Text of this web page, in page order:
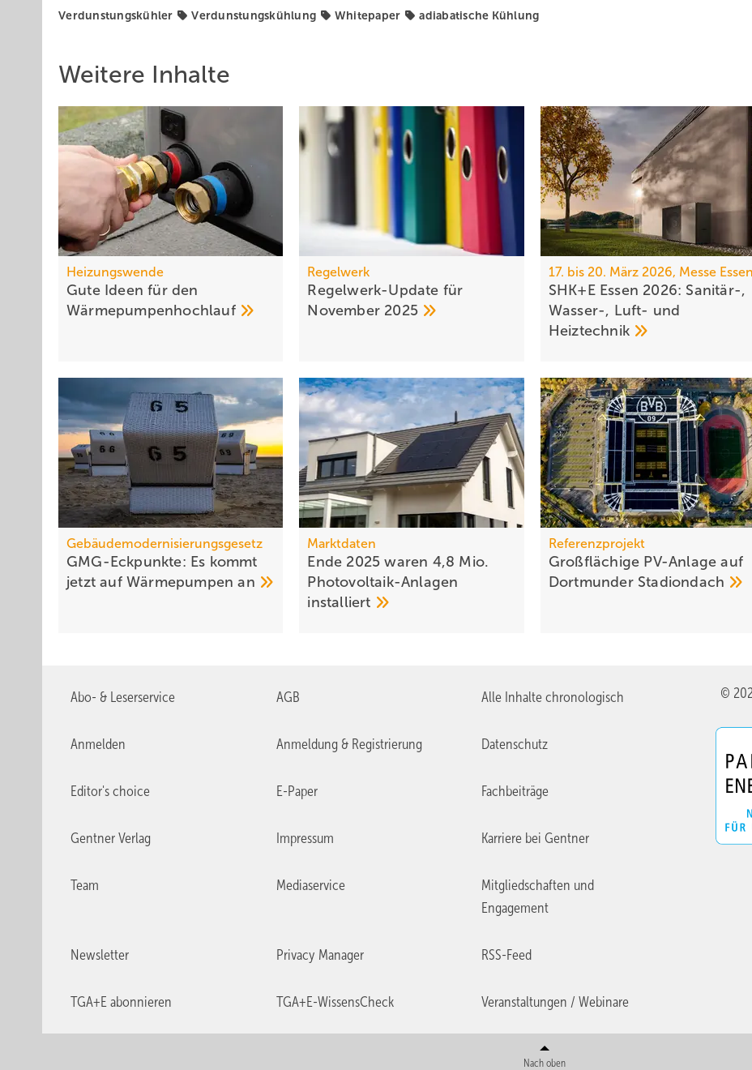
Verdunstungskühler
Verdunstungskühlung Whitepaper adiabatische Kühlung
Weitere Inhalte
Heizungswende
Gute Ideen für den
Wärmepumpenhochlauf
Regelwerk
Regelwerk-Update für
November 2025
17. bis 20. März 2026, Messe Essen
SHK+E Essen 2026: Sanitär-,
Wasser-, Luft- und
Heiztechnik
Gebäudemodernisierungsgesetz
GMG-Eckpunkte: Es kommt
jetzt auf Wärmepumpenan
Marktdaten
Ende 2025 waren 4,8 Mio.
Photovoltaik-Anlagen
installiert
Referenzprojekt
Großflächige PV-Anlage auf
Dort­mun­der Sta­di­on­dach
Abo- & Leserservice AGB Alle Inhalte chronologisch
Anmelden Anmeldung & Registrierung Datenschutz
Editor's choice E-Paper Fachbeiträge
Gentner Verlag Impressum Karriere bei Gentner
Team Mediaservice
Mitgliedschaften und
Engagement
Newsletter Privacy Manager RSS-Feed
TGA+E abonnieren TGA+E-WissensCheck Veranstaltungen / Webinare
©
Nach oben